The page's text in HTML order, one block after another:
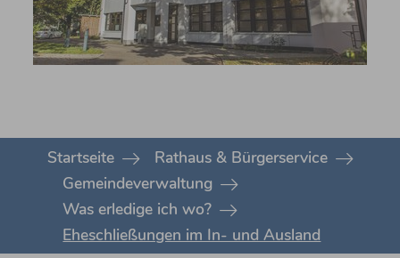
You are here:Startseite
Rathaus & Bürgerservice
Gemeindeverwaltung
Was erledige ich wo?
Eheschließungen im In- und Ausland